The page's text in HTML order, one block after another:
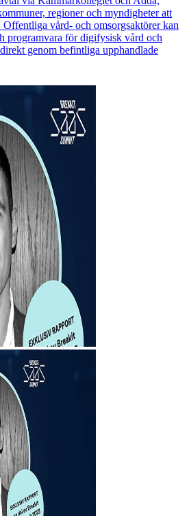
regioner och myndigheter att
vård- och omsorgsaktörer kan
programvara för digifysisk vård och
genom befintliga upphandlade